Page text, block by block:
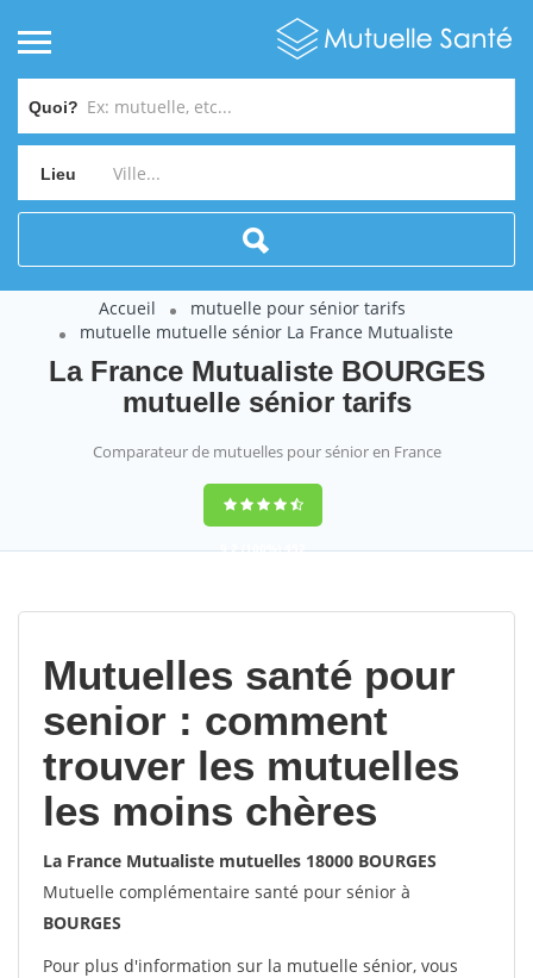
Quoi?
Lieu
Accueil
mutuelle pour sénior tarifs
mutuelle mutuelle sénior La France Mutualiste
La France Mutualiste BOURGES
mutuelle sénior tarifs
Comparateur de mutuelles pour sénior en France
9,2(100%)452
Mutuelles santé pour
senior : comment
trouver les mutuelles
les moins chères
La France Mutualiste mutuelles 18000 BOURGES
Mutuelle complémentaire santé pour sénior à
BOURGES
Pour plus d'information sur la mutuelle sénior, vous